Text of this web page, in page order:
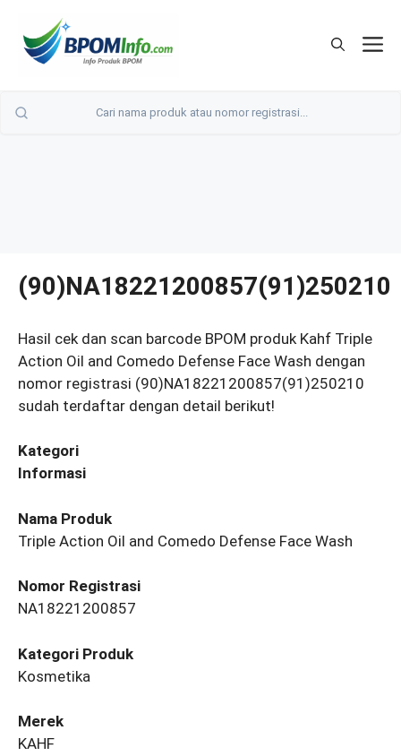
(90)NA18221200857(91)250210
Hasil cek dan scan barcode BPOM produk Kahf Triple
Action Oil and Comedo Defense Face Wash dengan
nomor registrasi (90)NA18221200857(91)250210
sudah terdaftar dengan detail berikut!
Kategori
Informasi
Nama Produk
Triple Action Oil and Comedo Defense Face Wash
Nomor Registrasi
NA18221200857
Kategori Produk
Kosmetika
Merek
KAHF